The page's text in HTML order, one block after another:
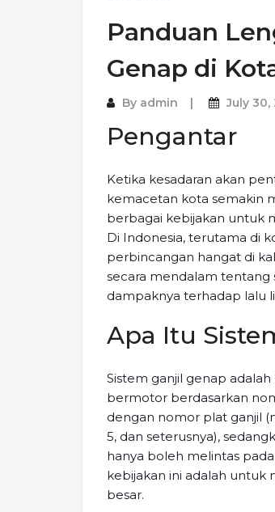
Panduan
Genap di
By admin July 30,
Pengantar
Ketika kesadaran akan
kemacetan kota semakin
berbagai kebijakan untuk
Di Indonesia, terutama di
perbincangan hangat di
secara mendalam tentang
dampaknya terhadap lalu
Apa Itu
Sistem ganjil genap
bermotor berdasarkan
dengan nomor plat ganjil
5, dan seterusnya),
hanya boleh melintas
kebijakan ini adalah untuk
besar.